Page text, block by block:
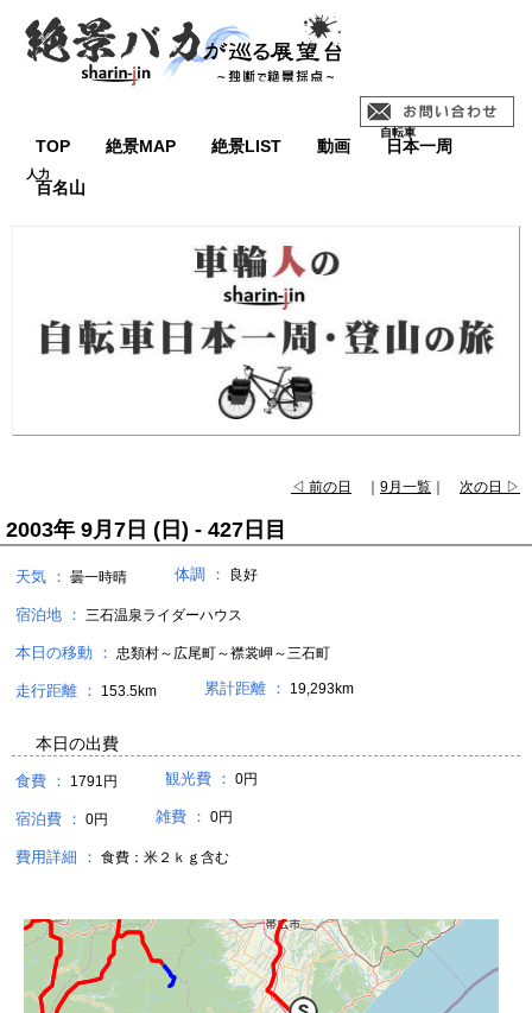
TOP 絶景MAP 絶景LIST 動画 日本一周
百名山
◁ 前の日 9月一覧 次の日 ▷
2003年 9月7日 (日) - 427日目
天気 ： 曇一時晴 体調 ： 良好
宿泊地 ： 三石温泉ライダーハウス
本日の移動 ： 忠類村～広尾町～襟裳岬～三石町
走行距離 ： 153.5km 累計距離 ： 19,293km
本日の出費
食費 ： 1791円 観光費 ： 0円
宿泊費 ： 0円 雑費 ： 0円
費用詳細 ： 食費：米２ｋｇ含む